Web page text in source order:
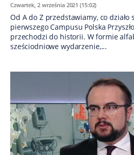
Czwartek, 2 września 2021 (15:02)
Od A do Z przedstawiamy, co działo
pierwszego Campusu Polska
przechodzi do historii. W formie
sześciodniowe wydarzenie,...